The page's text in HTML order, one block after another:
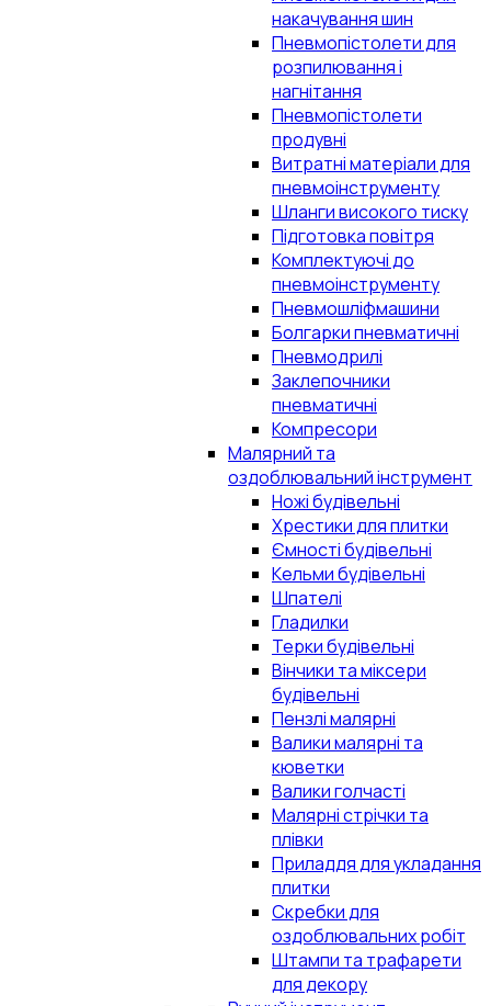
накачування шин
Пневмопістолети для
розпилювання і
нагнітання
Пневмопістолети
продувні
Витратні матеріали для
пневмоінструменту
Шланги високого тиску
Підготовка повітря
Комплектуючі до
пневмоінструменту
Пневмошліфмашини
Болгарки пневматичні
Пневмодрилі
Заклепочники
пневматичні
Компресори
Малярний та
оздоблювальний інструмент
Ножі будівельні
Хрестики для плитки
Ємності будівельні
Кельми будівельні
Шпателі
Гладилки
Терки будівельні
Вінчики та міксери
будівельні
Пензлі малярні
Валики малярні та
кюветки
Валики голчасті
Малярні стрічки та
плівки
Приладдя для укладання
плитки
Скребки для
оздоблювальних робіт
Штампи та трафарети
для декору